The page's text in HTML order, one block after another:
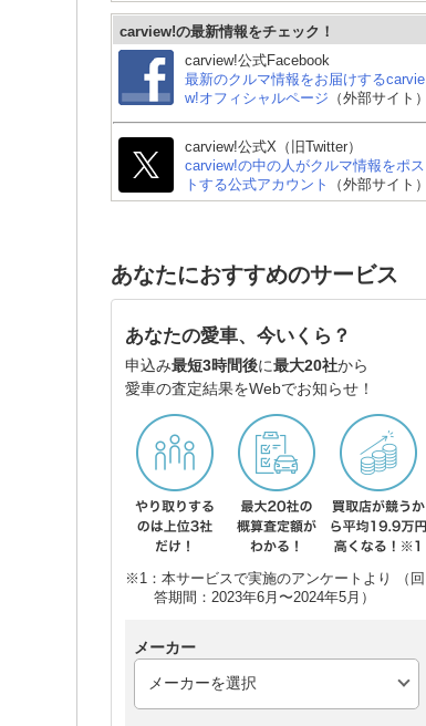
carview!の最新情報をチェック！
carview!公式Facebook
最新のクルマ情報をお届けするcarvie
w!オフィシャルページ （外部サイト）
carview!公式X（旧Twitter）
carview!の中の人がクルマ情報をポス
トする公式アカウント
（外部サイト）
あなたにおすすめのサービス
あなたの愛車、今いくら？
申込み最短3時間後に最大20社から
愛車の査定結果をWebでお知らせ！
※1：本サービスで実施のアンケートより （回
答期間：2023年6月〜2024年5月）
メーカー